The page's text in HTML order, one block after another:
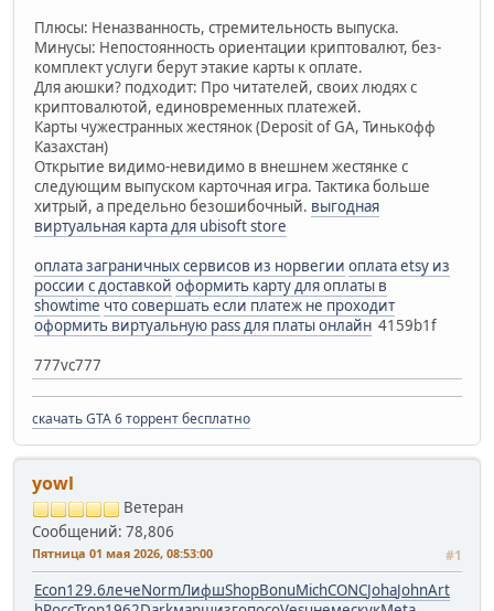
Плюсы: Неназванность, стремительность выпуска.
Минусы: Непостоянность ориентации криптовалют, без-
комплект услуги берут этакие карты к оплате.
Для аюшки? подходит: Про читателей, своих людях с
криптовалютой, единовременных платежей.
Карты чужестранных жестянок (Deposit of GA, Тинькофф
Казахстан)
Открытие видимо-невидимо в внешнем жестянке с
следующим выпуском карточная игра. Тактика больше
хитрый, а предельно безошибочный. выгодная
виртуальная карта для ubisoft store
оплата заграничных сервисов из норвегии оплата etsy из
россии с доставкой оформить карту для оплаты в
showtime что совершать если платеж не проходит
оформить виртуальную pass для платы онлайн 4159b1f
777vc777
скачать GTA 6 торрент бесплатно
yowl
Ветеран
Сообщений: 78,806
Пятница 01 мая 2026, 08:53:00 #1
Econ129.6лечеNormЛифшShopBonuMichCONCJohaJohnArt